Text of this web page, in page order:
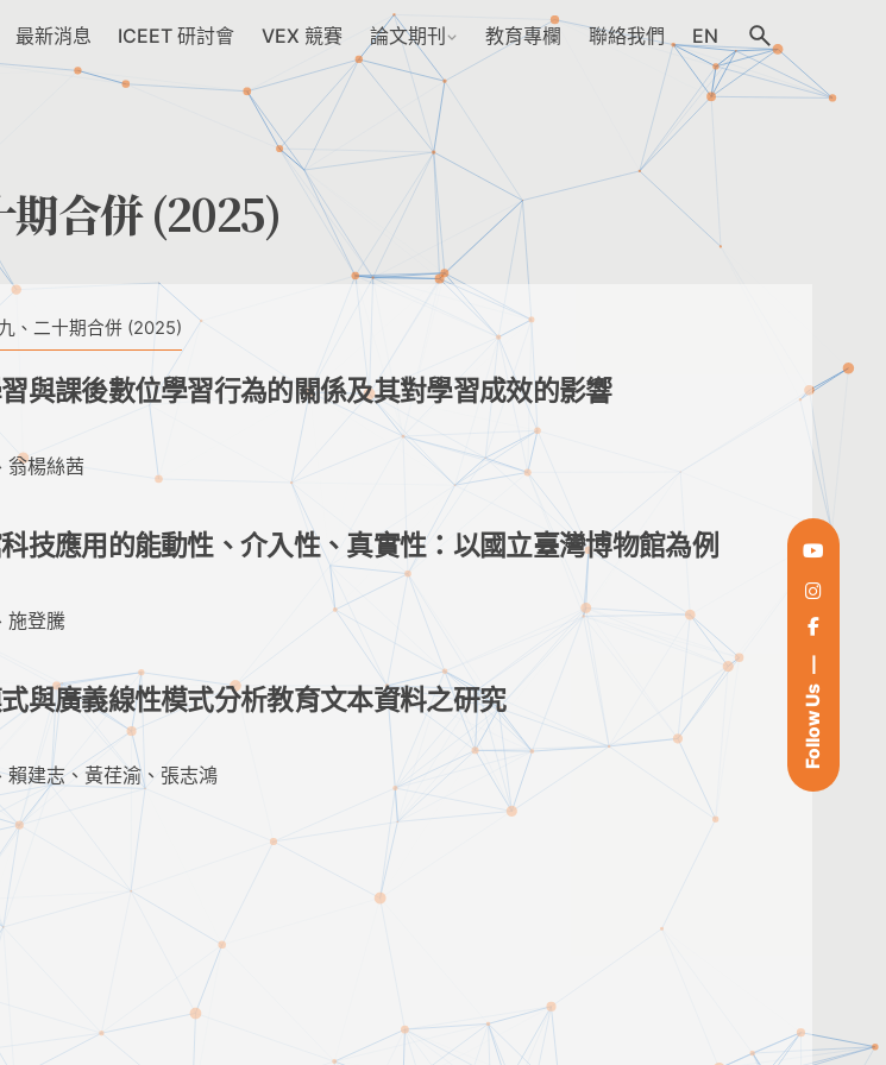
Follow Us
最新消息 ICEET 研討會 VEX 競賽 論文期刊 教育專欄 聯絡我們 EN
期合併 (2025)
、二十期合併 (2025)
與課後數位學習行為的關係及其對學習成效的影響
翁楊絲茜
技應用的能動性、介入性、真實性：以國立臺灣博物館為例
施登騰
與廣義線性模式分析教育文本資料之研究
建志、黃荏渝、張志鴻